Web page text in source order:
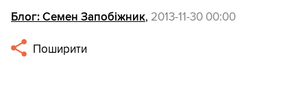
Блог: Семен Запобіжник, 2013-11-30 00:00
Поширити